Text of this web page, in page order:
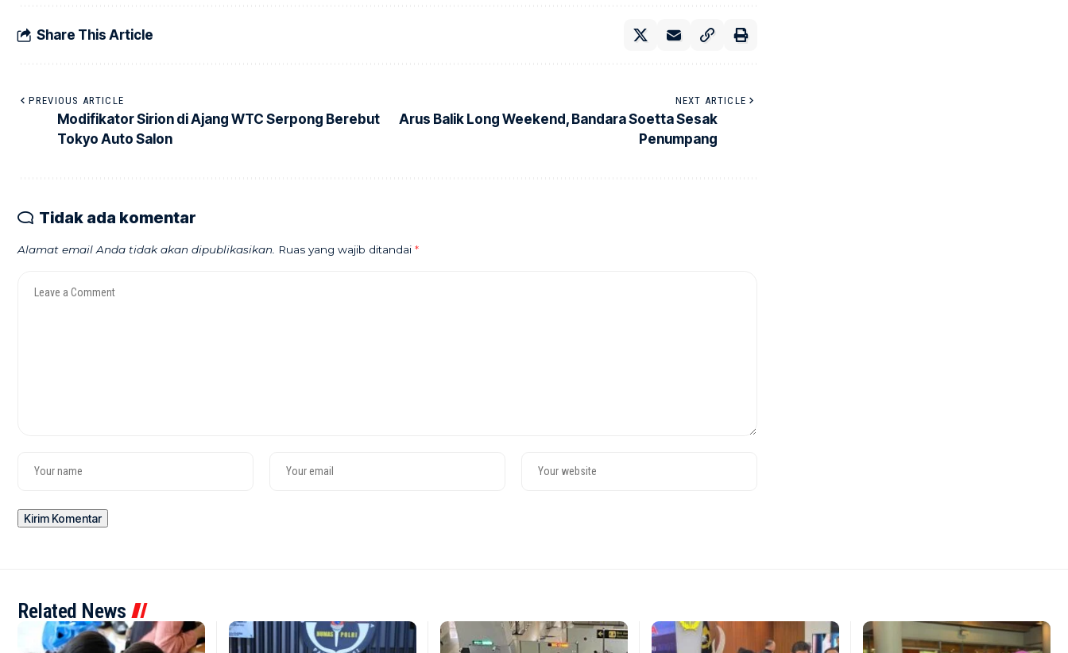
Share This Article
PREVIOUS ARTICLE
Modifikator Sirion di Ajang WTC Serpong Berebut
Tokyo Auto Salon
NEXT ARTICLE
Arus Balik Long Weekend, Bandara Soetta Sesak
Penumpang
Tidak ada komentar
Alamat email Anda tidak akan dipublikasikan. Ruas yang wajib ditandai *
Related News